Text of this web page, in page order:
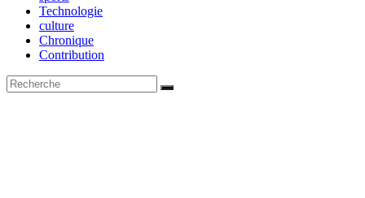
Technologie
culture
Chronique
Contribution